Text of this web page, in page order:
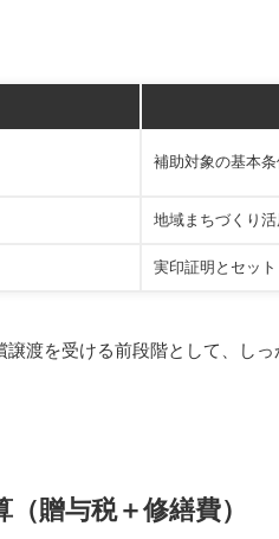
補助対象の基本
地域まちづくり
実印証明とセット
渡を受ける前段階として、し
贈与税＋修繕費）